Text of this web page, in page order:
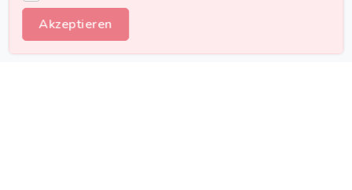
Transparente Preise für professionelles Catering
bei deiner Firmenfeier.
Akzeptieren